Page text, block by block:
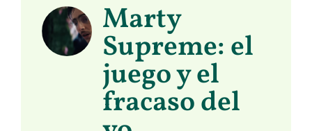
Marty
Supreme: el
juego y el
fracaso del